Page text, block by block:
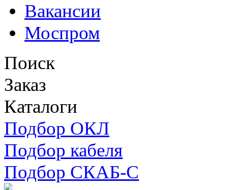
Вакансии
Моспром
Поиск
Заказ
Каталоги
Подбор ОКЛ
Подбор кабеля
Подбор СКАБ-С